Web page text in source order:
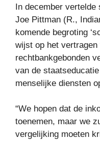
In december vertelde
Joe Pittman (R.,
komende begroting
wijst op het
rechtbankgebonden
van de
menselijke diensten
“We hopen dat de
toenemen, maar we
vergelijking moeten